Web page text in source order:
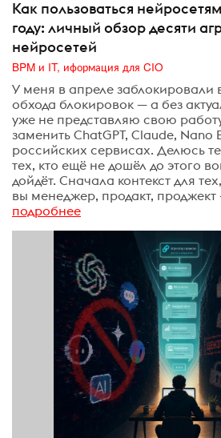
Как пользоваться
году: личный обзор десяти
нейросетей
BPM и IT, иформация для CIO
У меня в апреле заблокировали
обхода блокировок — а без
уже не представляю свою
заменить ChatGPT, Claude, Nano
российских сервисах. Делюсь
тех, кто ещё не дошёл до этого
дойдёт. Сначала контекст для
вы менеджер, продакт, проджект
подробнее